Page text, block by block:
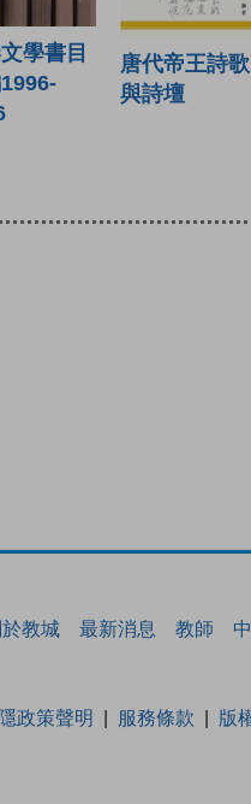
學書目
唐代帝王詩歌
與詩壇
教城 最新消息 教師
政策聲明 服務條款 版